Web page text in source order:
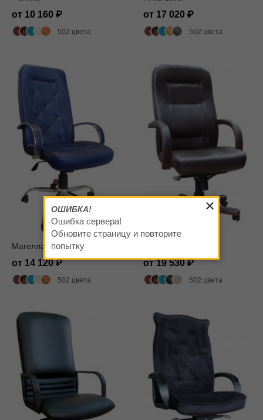
от 10 160
502 цвета
от 17 020
502 цвета
Магеллан Хром
от 14 120
502 цвета
от 19 530
502 цвета
ОШИБКА!
Ошибка сервера!
Обновите страницу и повторите
попытку